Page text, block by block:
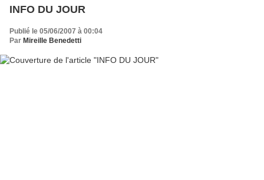
INFO DU JOUR
Publié le 05/06/2007 à 00:04
Par Mireille Benedetti